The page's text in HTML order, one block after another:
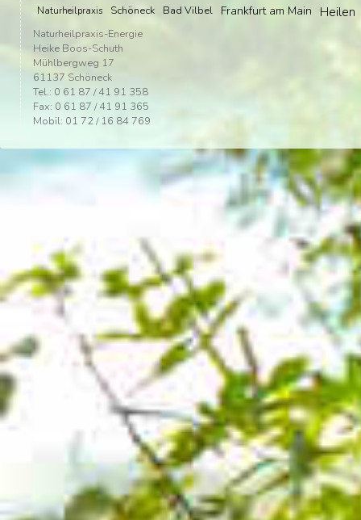
Naturheilpraxis Schöneck Bad Vilbel Frankfurt am Main Heilen
Naturheilpraxis-Energie
Heike Boos-Schuth
Mühlbergweg 17
61137 Schöneck
Tel.: 0 61 87 / 41 91 358
Fax: 0 61 87 / 41 91 365
Mobil: 01 72 / 16 84 769